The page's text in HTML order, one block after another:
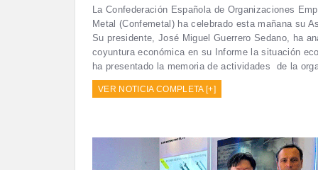
La Confederación Española de Organizaciones
Metal (Confemetal) ha celebrado esta mañana su
Su presidente, José Miguel Guerrero Sedano, ha
coyuntura económica en su Informe la situación
ha presentado la memoria de actividades de la
VER NOTICIA COMPLETA [+]